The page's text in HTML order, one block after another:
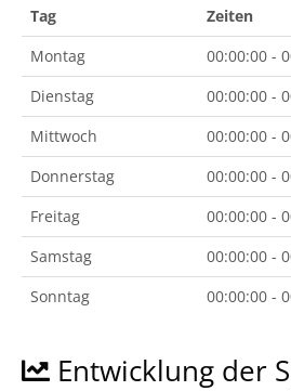
Tag
Zeiten
Montag
00:00:00 -
Dienstag
00:00:00 -
Mittwoch
00:00:00 -
Donnerstag
00:00:00 -
Freitag
00:00:00 -
Samstag
00:00:00 -
Sonntag
00:00:00 -
Entwicklung der